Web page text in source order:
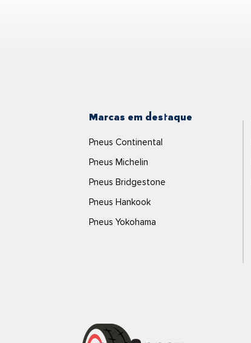
Marcas em destaque
Pneus Continental
Pneus Michelin
Pneus Bridgestone
Pneus Hankook
Pneus Yokohama